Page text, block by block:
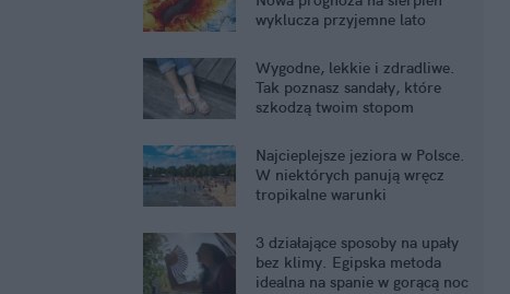
wyklucza przyjemne lato
Wygodne, lekkie i zdradliwe.
Tak poznasz sandały, które
szkodzą twoim stopom
Najcieplejsze jeziora w Polsce.
W niektórych panują wręcz
tropikalne warunki
3 działające sposoby na upały
bez klimy. Egipska metoda
idealna na spanie w gorącą noc